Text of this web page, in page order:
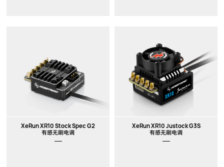
XeRun XR10 Stock Spec G2
有感无刷电调
XeRun XR10 Justock G3S
有感无刷电调